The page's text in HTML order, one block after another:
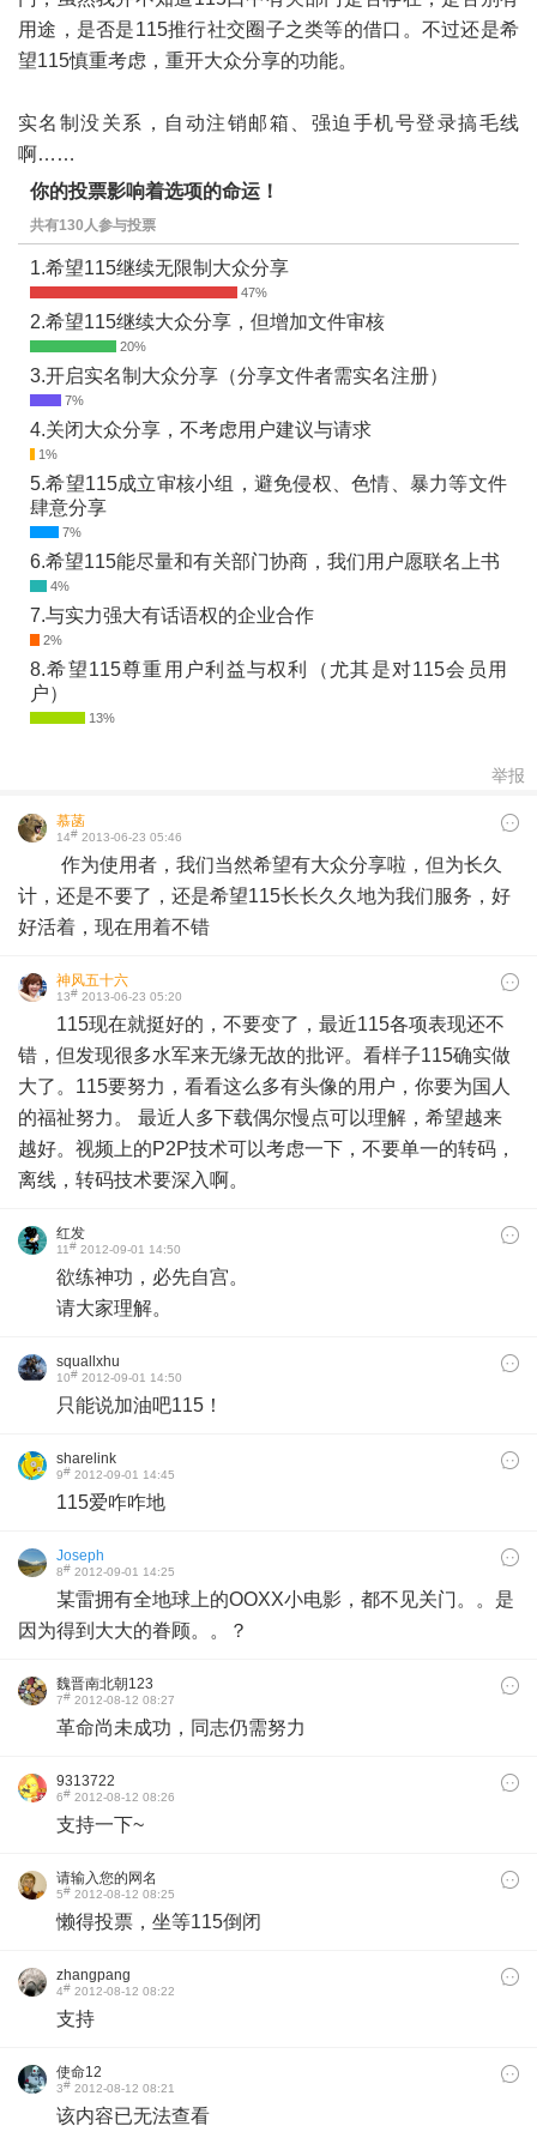
用途，是否是115推行社交圈子之类等的借口。不过还是希
望115慎重考虑，重开大众分享的功能。
实名制没关系，自动注销邮箱、强迫手机号登录搞毛线
啊……
你的投票影响着选项的命运！
共有130人参与投票
1.希望115继续无限制大众分享
2.希望115继续大众分享，但增加文件审核
3.开启实名制大众分享（分享文件者需实名注册）
4.关闭大众分享，不考虑用户建议与请求
5.希望115成立审核小组，避免侵权、色情、暴力等文件
肆意分享
6.希望115能尽量和有关部门协商，我们用户愿联名上书
7.与实力强大有话语权的企业合作
8.希望115尊重用户利益与权利（尤其是对115会员用
户）
举报
慕菡
14# 2013-06-23 05:46
作为使用者，我们当然希望有大众分享啦，但为长久
计，还是不要了，还是希望115长长久久地为我们服务，好
好活着，现在用着不错
神风五十六
13# 2013-06-23 05:20
115现在就挺好的，不要变了，最近115各项表现还不
错，但发现很多水军来无缘无故的批评。看样子115确实做
大了。115要努力，看看这么多有头像的用户，你要为国人
的福祉努力。 最近人多下载偶尔慢点可以理解，希望越来
越好。视频上的P2P技术可以考虑一下，不要单一的转码，
离线，转码技术要深入啊。
红发
11# 2012-09-01 14:50
欲练神功，必先自宫。
请大家理解。
squallxhu
10# 2012-09-01 14:50
只能说加油吧115！
sharelink
9# 2012-09-01 14:45
115爱咋咋地
Joseph
8# 2012-09-01 14:25
某雷拥有全地球上的OOXX小电影，都不见关门。。是
因为得到大大的眷顾。。？
魏晋南北朝123
7# 2012-08-12 08:27
革命尚未成功，同志仍需努力
9313722
6# 2012-08-12 08:26
支持一下~
请输入您的网名
5# 2012-08-12 08:25
懒得投票，坐等115倒闭
zhangpang
4# 2012-08-12 08:22
支持
使命12
3# 2012-08-12 08:21
该内容已无法查看